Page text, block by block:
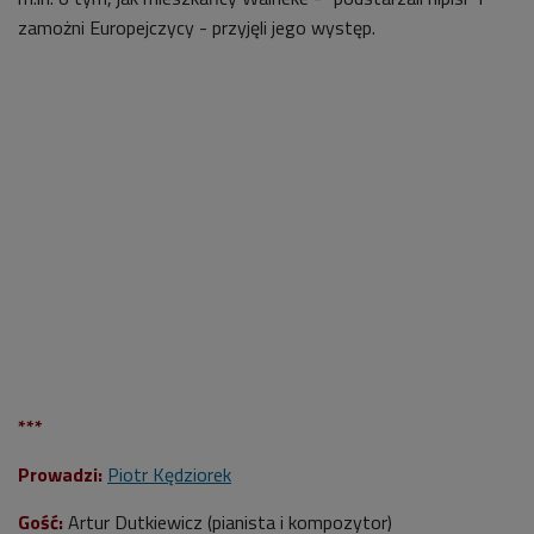
zamożni Europejczycy - przyjęli jego występ.
***
Prowadzi: Piotr Kędziorek
Gość: Artur Dutkiewicz (pianista i kompozytor)